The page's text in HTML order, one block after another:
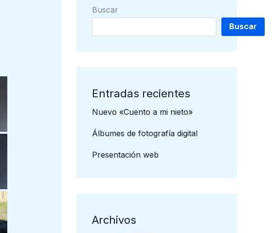
Buscar
Buscar
Entradas recientes
Nuevo «Cuento a mi nieto»
Álbumes de fotografía digital
Presentación web
Archivos